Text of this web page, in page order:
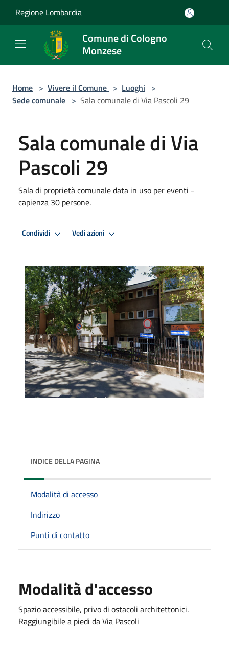
Regione Lombardia
Comune di Cologno
Monzese
Home > Vivere il Comune > Luoghi >
Sede comunale > Sala comunale di Via Pascoli 29
Sala comunale di Via
Pascoli 29
Sala di proprietà comunale data in uso per eventi -
capienza 30 persone.
Condividi Vedi azioni
INDICE DELLA PAGINA
Modalità di accesso
Indirizzo
Punti di contatto
Modalità d'accesso
Spazio accessibile, privo di ostacoli architettonici.
Raggiungibile a piedi da Via Pascoli